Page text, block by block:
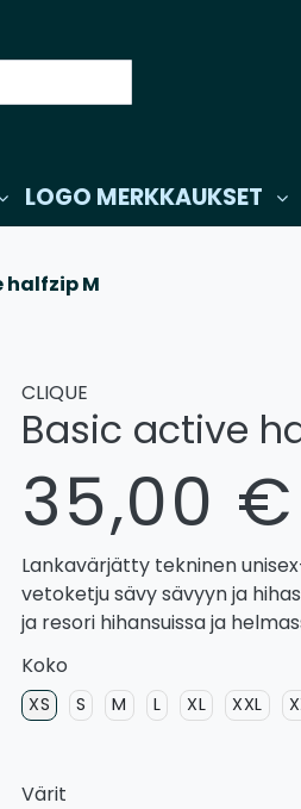
LOGO MERKKAUKSET
halfzip M
CLIQUE
Basic active
35,00 €
Lankavärjätty tekninen
vetoketju sävy sävyyn ja
ja resori hihansuissa ja
Koko
XS S M L XL XXL
Värit